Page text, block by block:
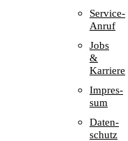
Service-
Anruf
Jobs
&
Karriere
Impres­
sum
Daten­
schutz